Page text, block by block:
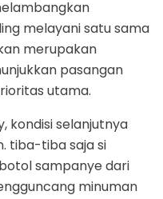
melayani satu sama
merupakan
pasangan
utama.
kondisi selanjutnya
tiba-tiba saja si
sampanye dari
minuman